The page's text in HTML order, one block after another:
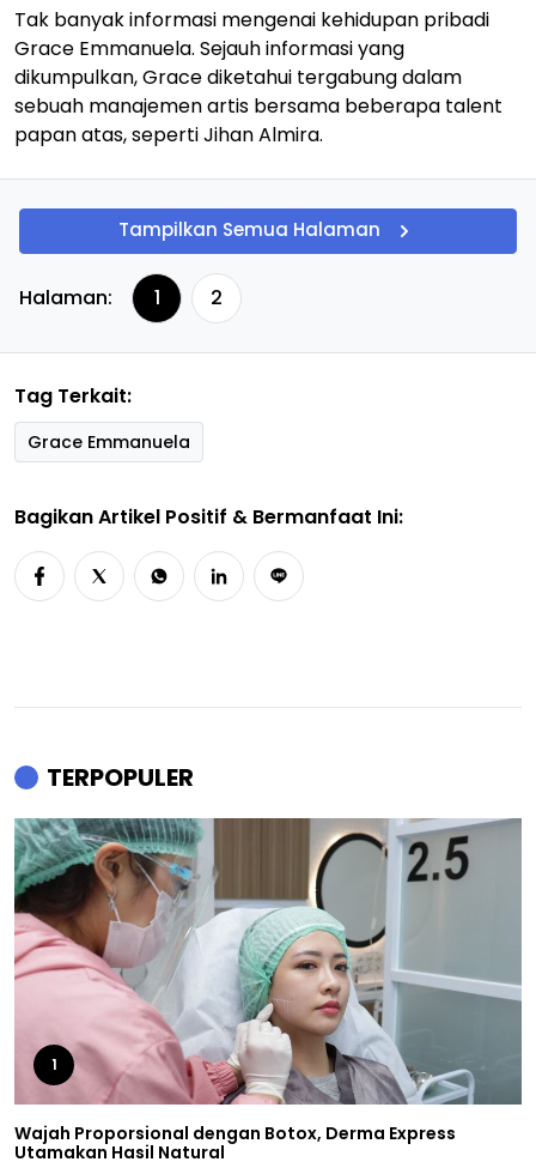
Tak banyak informasi mengenai kehidupan pribadi
Grace Emmanuela. Sejauh informasi yang
dikumpulkan, Grace diketahui tergabung dalam
sebuah manajemen artis bersama beberapa talent
papan atas, seperti Jihan Almira.
Tampilkan Semua Halaman
Halaman: 1 2
Tag Terkait:
Grace Emmanuela
Bagikan Artikel Positif & Bermanfaat Ini:
TERPOPULER
1
Wajah Proporsional dengan Botox, Derma Express
Utamakan Hasil Natural